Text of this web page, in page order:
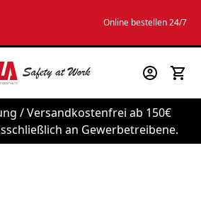
Online bestellen 24/7
/ Versandkostenfrei ab 150€
an Gewerbetreibene.